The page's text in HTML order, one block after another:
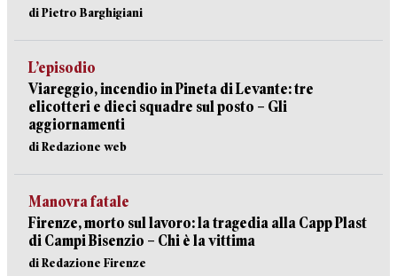
di Pietro Barghigiani
L’episodio
Viareggio, incendio in Pineta di Levante: tre
elicotteri e dieci squadre sul posto – Gli
aggiornamenti
di Redazione web
Manovra fatale
Firenze, morto sul lavoro: la tragedia alla Capp Plast
di Campi Bisenzio – Chi è la vittima
di Redazione Firenze